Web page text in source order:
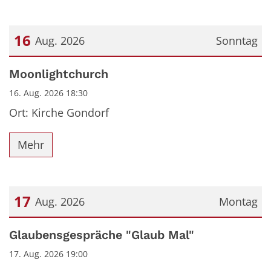
Sonntag
16 Aug. 2026
Datum: 16. August 2026
Moonlightchurch
16. Aug. 2026 18:30
Ort: Kirche Gondorf
Mehr
Montag
17 Aug. 2026
Datum: 17. August 2026
Glaubensgespräche "Glaub Mal"
17. Aug. 2026 19:00